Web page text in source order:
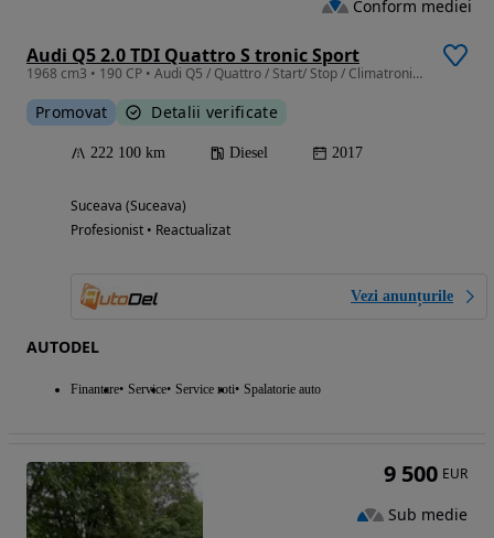
Audi Q5 2.0 TDI Quattro S tronic Sport
1968 cm3 • 190 CP • Audi Q5 / Quattro / Start/ Stop / Climatronic / Pre sens city
Promovat Detalii verificate
222 100 km Diesel 2017
Suceava (Suceava)
Profesionist • Reactualizat
Vezi anunțurile
AUTODEL
Finantare Service Service roti Spalatorie auto
Conform mediei
9 500 EUR
Sub medie